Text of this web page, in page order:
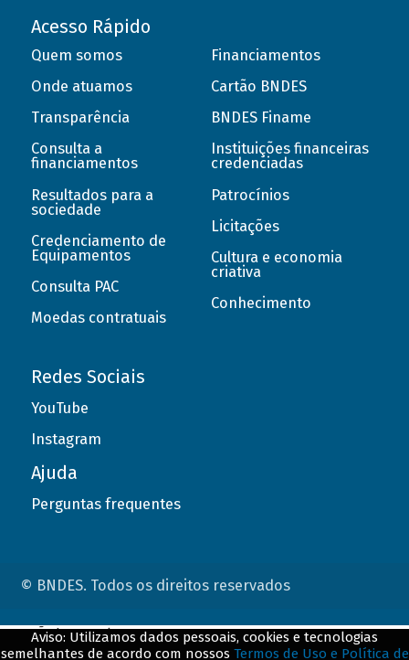
Acesso Rápido
Quem somos
Onde atuamos
Transparência
Consulta a
financiamentos
Resultados para a
sociedade
Credenciamento de
Equipamentos
Consulta PAC
Moedas contratuais
Financiamentos
Cartão BNDES
BNDES Finame
Instituições financeiras
credenciadas
Patrocínios
Licitações
Cultura e economia
criativa
Conhecimento
Redes Sociais
YouTube
Instagram
Ajuda
Perguntas frequentes
© BNDES. Todos os direitos reservados
Aviso: Utilizamos dados pessoais, cookies e tecnologias
semelhantes de acordo com nossos Termos de Uso e Política de
ConteÃºdo complementar